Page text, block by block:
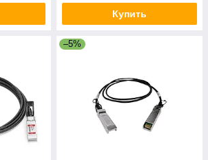
Купить
–5%